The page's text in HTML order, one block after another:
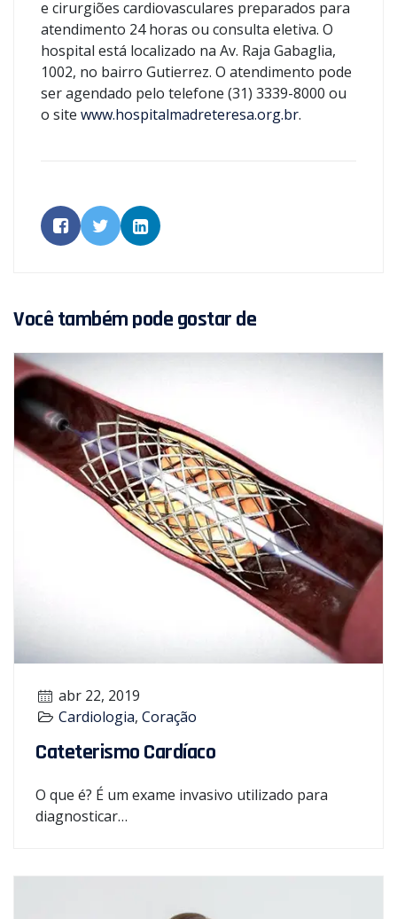
e cirurgiões cardiovasculares preparados para
atendimento 24 horas ou consulta eletiva. O
hospital está localizado na Av. Raja Gabaglia,
1002, no bairro Gutierrez. O atendimento pode
ser agendado pelo telefone (31) 3339-8000 ou
o site www.hospitalmadreteresa.org.br.
Você também pode gostar de
abr 22, 2019
Cardiologia,Coração
Cateterismo Cardíaco
O que é? É um exame invasivo utilizado para
diagnosticar…